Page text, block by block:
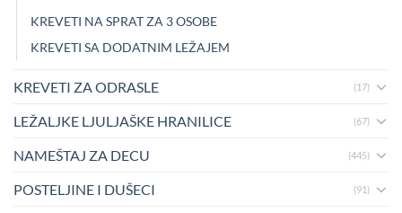
KREVETI NA SPRAT ZA 3 OSOBE
KREVETI SA DODATNIM LEŽAJEM
KREVETI ZA ODRASLE (17)
LEŽALJKE LJULJAŠKE HRANILICE (67)
NAMEŠTAJ ZA DECU (445)
POSTELJINE I DUŠECI (91)